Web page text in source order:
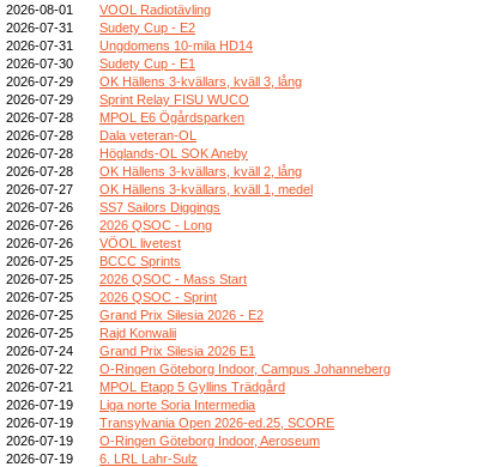
2026-08-01
VOOL Radiotävling
2026-07-31
Sudety Cup - E2
2026-07-31
Ungdomens 10-mila HD14
2026-07-30
Sudety Cup - E1
2026-07-29
OK Hällens 3-kvällars, kväll 3, lång
2026-07-29
Sprint Relay FISU WUCO
2026-07-28
MPOL E6 Ögårdsparken
2026-07-28
Dala veteran-OL
2026-07-28
Höglands-OL SOK Aneby
2026-07-28
OK Hällens 3-kvällars, kväll 2, lång
2026-07-27
OK Hällens 3-kvällars, kväll 1, medel
2026-07-26
SS7 Sailors Diggings
2026-07-26
2026 QSOC - Long
2026-07-26
VÖOL livetest
2026-07-25
BCCC Sprints
2026-07-25
2026 QSOC - Mass Start
2026-07-25
2026 QSOC - Sprint
2026-07-25
Grand Prix Silesia 2026 - E2
2026-07-25
Rajd Konwalii
2026-07-24
Grand Prix Silesia 2026 E1
2026-07-22
O-Ringen Göteborg Indoor, Campus Johanneberg
2026-07-21
MPOL Etapp 5 Gyllins Trädgård
2026-07-19
Liga norte Soria Intermedia
2026-07-19
Transylvania Open 2026-ed.25, SCORE
2026-07-19
O-Ringen Göteborg Indoor, Aeroseum
2026-07-19
6. LRL Lahr-Sulz